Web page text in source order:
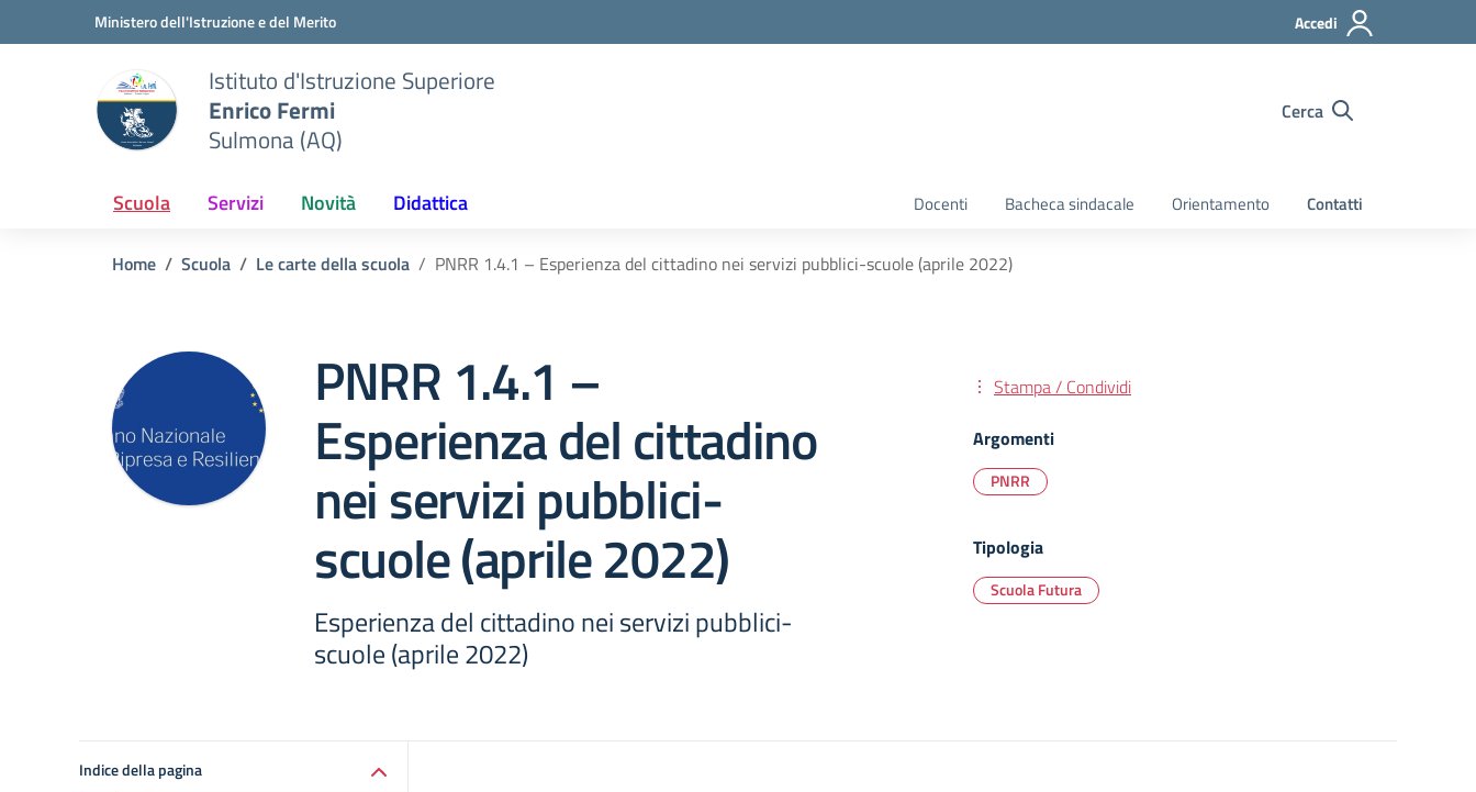
Vai ai contenuti
Vai al menu di navigazioneMinistero dell'Istruzione e del Merito Accedi
Istituto d'Istruzione Superiore
Enrico Fermi
Sulmona (AQ)
Cerca
Scuola Servizi Novità Didattica Docenti Bacheca sindacale Orientamento Contatti
Home Scuola Le carte della scuola PNRR 1.4.1 – Esperienza del cittadino nei servizi pubblici-scuole (aprile 2022)
PNRR 1.4.1 –
Esperienza del cittadino
nei servizi pubblici-
scuole (aprile 2022)
Esperienza del cittadino nei servizi pubblici-
scuole (aprile 2022)
Stampa / Condividi
Argomenti
PNRR
Tipologia
Scuola Futura
Indice della pagina